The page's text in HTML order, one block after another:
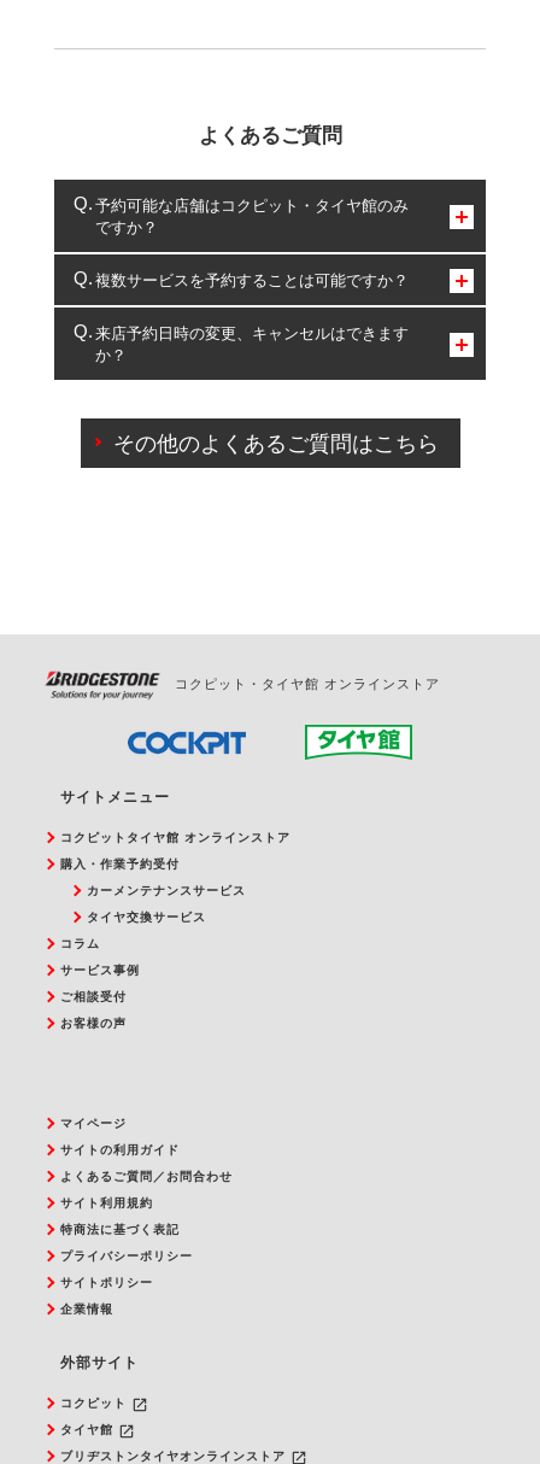
よくあるご質問
予約可能な店舗はコクピット・タイヤ館のみ
ですか？
コクピット・タイヤ館のみとなります。
複数サービスを予約することは可能ですか？
複数サービスのご予約は可能です。
一部の商品・サービスの組み合わせに限り、同時にご予約が
出来ないものもございます。
来店予約日時の変更、キャンセルはできます
か？
ご来店予約日の3営業日前を過ぎている場合のご予約
の日時変更につきましては、直接ご予約の店舗まで
その他のよくあるご質問はこちら
コクピット・タイヤ館 オンラインストア
サイトメニュー
コクピットタイヤ館 オンラインストア
購入・作業予約受付
カーメンテナンスサービス
タイヤ交換サービス
コラム
サービス事例
ご相談受付
お客様の声
マイページ
サイトの利用ガイド
よくあるご質問／お問合わせ
サイト利用規約
特商法に基づく表記
プライバシーポリシー
サイトポリシー
企業情報
外部サイト
コクピット launch
タイヤ館 launch
ブリヂストンタイヤオンラインストア launch